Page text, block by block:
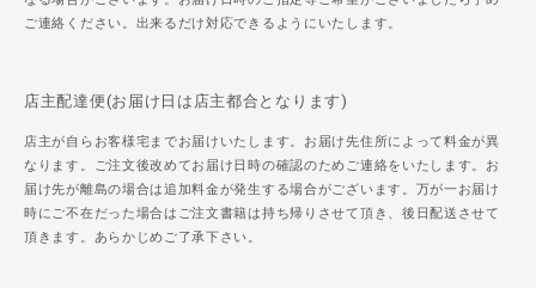
ご連絡ください。出来るだけ対応できるようにいたします。
店主配達便(お届け日は店主都合となります)
店主が自らお客様宅までお届けいたします。お届け先住所によって料金が異
なります。ご注文後改めてお届け日時の確認のためご連絡をいたします。お
届け先が離島の場合は追加料金が発生する場合がございます。万が一お届け
時にご不在だった場合はご注文書籍は持ち帰りさせて頂き、後日配送させて
頂きます。あらかじめご了承下さい。